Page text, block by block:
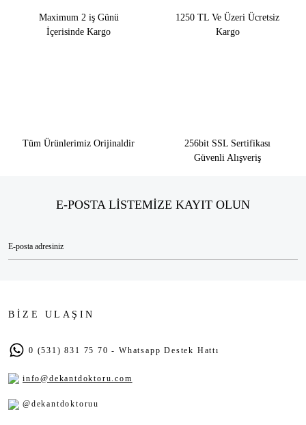
Maximum 2 iş Günü
İçerisinde Kargo
1250 TL Ve Üzeri Ücretsiz
Kargo
Tüm Ürünlerimiz Orijinaldir
256bit SSL Sertifikası
Güvenli Alışveriş
E-POSTA LİSTEMİZE KAYIT OLUN
BİZE ULAŞIN
0 (531) 831 75 70 - Whatsapp Destek Hattı
info@dekantdoktoru.com
@dekantdoktoruu